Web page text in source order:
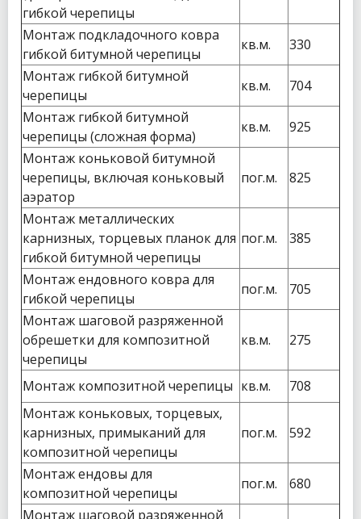
гибкой черепицы
Монтаж подкладочного ковра
гибкой битумной черепицы
кв.м.
330
Монтаж гибкой битумной
черепицы
кв.м.
704
Монтаж гибкой битумной
черепицы (сложная форма)
кв.м.
925
Монтаж коньковой битумной
черепицы, включая коньковый
аэратор
пог.м. 825
Монтаж металлических
карнизных, торцевых планок для
гибкой битумной черепицы
пог.м. 385
Монтаж ендовного ковра для
гибкой черепицы
пог.м.
705
Монтаж шаговой разряженной
обрешетки для композитной
черепицы
кв.м. 275
Монтаж композитной черепицы кв.м.
708
Монтаж коньковых, торцевых,
карнизных, примыканий для
композитной черепицы
пог.м. 592
Монтаж ендовы для
композитной черепицы
пог.м.
680
Монтаж шаговой разряженной